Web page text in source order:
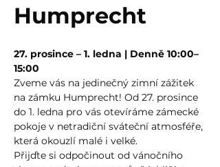
Humprecht
27. prosince – 1. ledna | Denně 10:00–
15:00
Zveme vás na jedinečný zimní zážitek
na zámku Humprecht! Od 27. prosince
do 1. ledna pro vás otevíráme zámecké
pokoje v netradiční sváteční atmosféře,
která okouzlí malé i velké.
Přijďte si odpočinout od vánočního